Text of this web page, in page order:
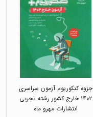
جزوه کنکوریوم آزمون سراسری
۱۴۰۲ خارج کشور رشته تجربی
انتشارات مهرو ماه